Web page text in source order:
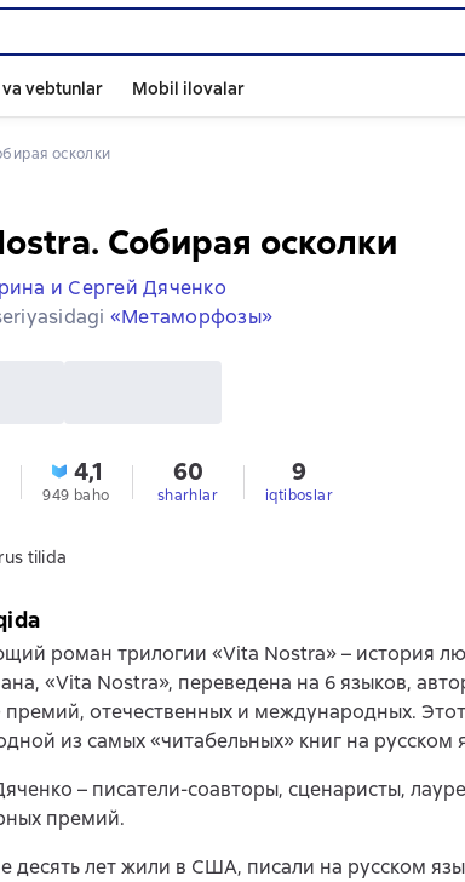
vebtunlar Mobil ilovalar
осколки
Собирая осколки
и Сергей Дяченко
«Метаморфозы»
4,1
949 baho
60
sharhlar
9
iqtiboslar
tilida
роман трилогии «Vita Nostra» – история
«Vita Nostra», переведена на 6 языков,
премий, отечественных и международных.
из самых «читабельных» книг на русском
– писатели-соавторы, сценаристы,
премий.
десять лет жили в США, писали на русском